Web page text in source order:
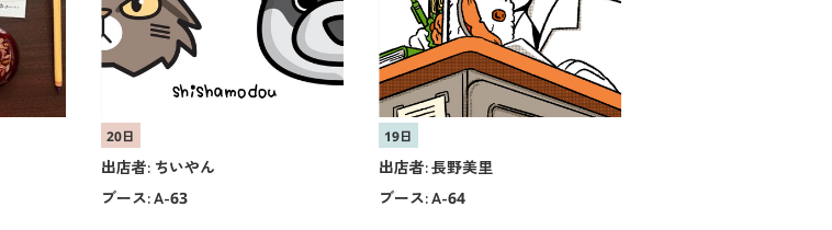
20日
出店者: ちいやん
ブース:A-63
19日
出店者:長野美里
ブース:A-64